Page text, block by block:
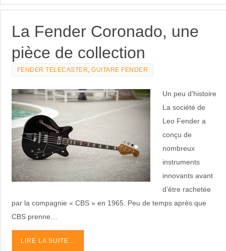
La Fender Coronado, une
pièce de collection
La société de
Leo Fender a
conçu de
nombreux
instruments
innovants avant
d’être rachetée
par la compagnie « CBS » en 1965. Peu de temps après que
CBS prenne…
LIRE LA SUITE…